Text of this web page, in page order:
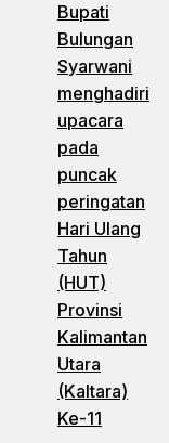
Bupati
Bulungan
Syarwani
menghadiri
upacara
pada
puncak
peringatan
Hari Ulang
Tahun
(HUT)
Provinsi
Kalimantan
Utara
(Kaltara)
Ke-11